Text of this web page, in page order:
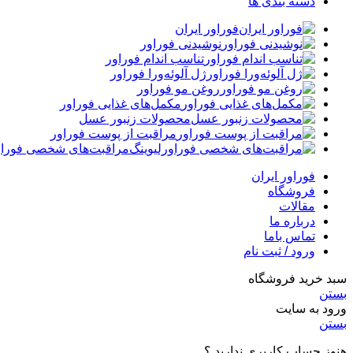
فوراور ایران
نوشیدنی فوراور
تناسب اندام فوراور
ژل آلوئه‌ورا فوراور
روغن مو فوراور
مکمل‌های غذایی فوراور
محصولات زنبور عسل
مراقبت از پوست فوراور
مراقبت‌های شخصی
فوراور ایران
فروشگاه
مقالات
درباره ما
تماس باما
ورود / ثبت نام
سبد خرید فروشگاه
بستن
ورود به سایت
بستن